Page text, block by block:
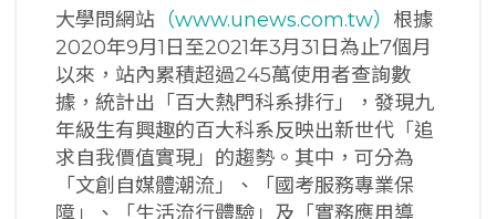
大學問網站 （www.unews.com.tw） 根據
2020年9月1日至2021年3月31日為止7個月
以來，站內累積超過245萬使用者查詢數
據，統計出「百大熱門科系排行」，發現九
年級生有興趣的百大科系反映出新世代「追
求自我價值實現」的趨勢。其中，可分為
「文創自媒體潮流」、「國考服務專業保
障」、「生活流行體驗」及「實務應用導